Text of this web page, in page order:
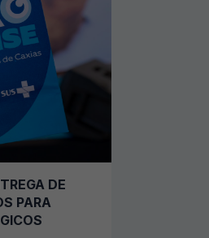
DE
PARA